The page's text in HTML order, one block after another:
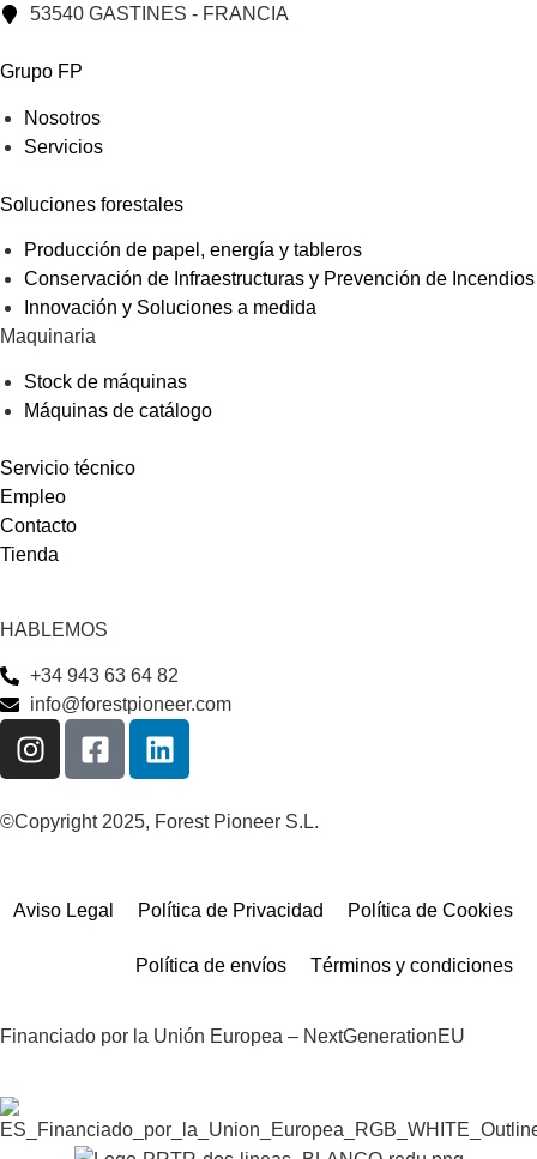
53540 GASTINES - FRANCIA
Grupo FP
Nosotros
Servicios
Soluciones forestales
Producción de papel, energía y tableros
Conservación de Infraestructuras y Prevención de Incendios
Innovación y Soluciones a medida
Maquinaria
Stock de máquinas
Máquinas de catálogo
Servicio técnico
Empleo
Contacto
Tienda
HABLEMOS
+34 943 63 64 82
info@forestpioneer.com
©Copyright 2025, Forest Pioneer S.L.
Aviso Legal Política de Privacidad Política de Cookies
Política de envíos Términos y condiciones
Financiado por la Unión Europea – NextGenerationEU